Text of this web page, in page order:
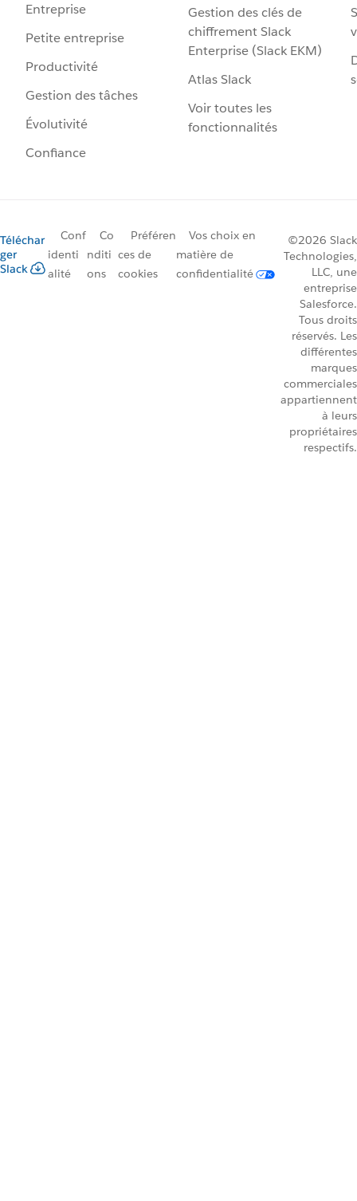
Entreprise
Petite entreprise
Productivité
Gestion des tâches
Évolutivité
Confiance
Gestion des clés de
chiffrement Slack
Enterprise (Slack EKM)
Atlas Slack
Voir toutes les
fonctionnalités
Téléchar
ger
Slack
Conf
identi
alité
Co
nditi
ons
Préféren
ces de
cookies
Vos choix en
matière de
confidentialité
©2026 Slack
Technologies,
LLC, une
entreprise
Salesforce.
Tous droits
réservés. Les
différentes
marques
commerciales
appartiennent
à leurs
propriétaires
respectifs.